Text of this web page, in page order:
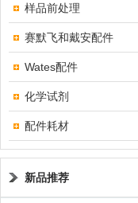
样品前处理
赛默飞和戴安配件
Wates配件
化学试剂
配件耗材
新品推荐